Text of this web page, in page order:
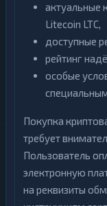
актуальные
Litecoin LTC,
доступные
рейтинг
особые
Покупка
требует
Пользователь
электронную
на реквизиты